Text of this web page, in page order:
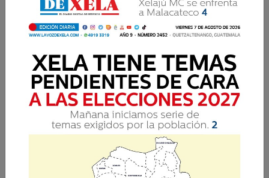
Resultados para: Hantavirus